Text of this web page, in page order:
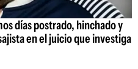
días postrado, hinchado y
en el juicio que investiga